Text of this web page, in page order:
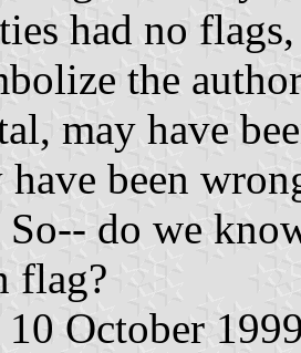
had no
the
may have
been
So-- do we
flag?
10 October